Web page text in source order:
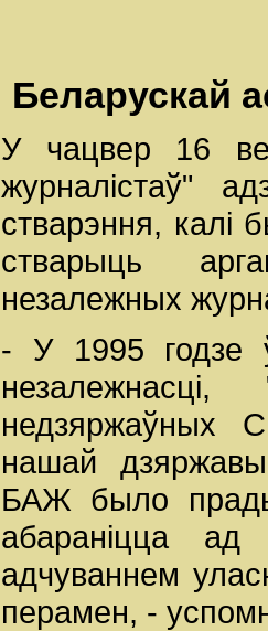
Беларускай
У чацвер 16
журналістаў"
стварэння, калі
стварыць
незалежных
- У 1995 годзе
недзяржаўных
нашай
БАЖ было
абараніцца
адчуваннем
перамен, -